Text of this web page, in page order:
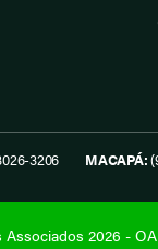
3206 MACAPÁ:
2026 -